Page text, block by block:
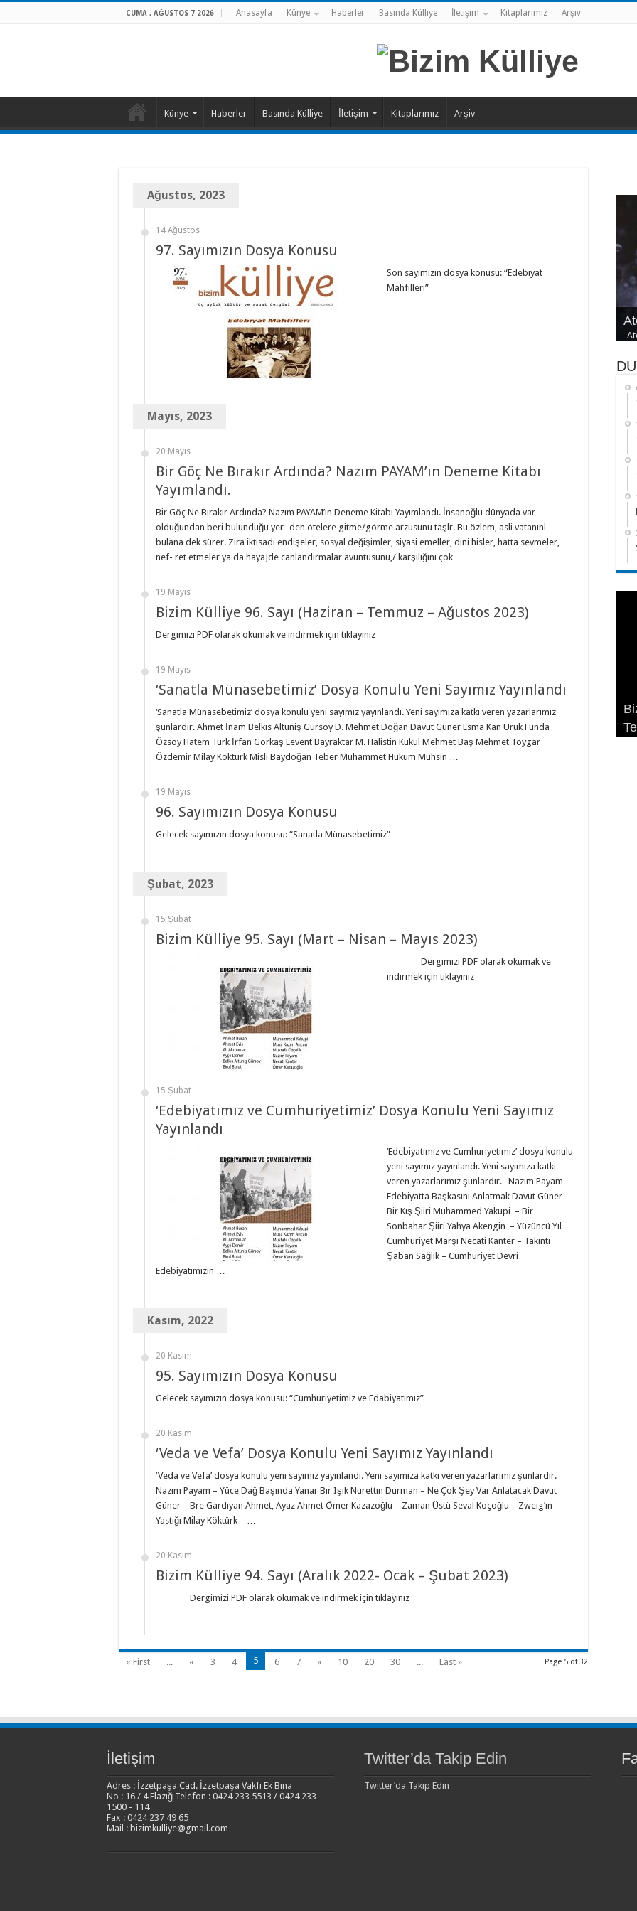
CUMA , AĞUSTOS 7 2026 Anasayfa Künye Haberler Basında Külliye İletişim Kitaplarımız Arşiv
Künye Haberler Basında Külliye İletişim Kitaplarımız Arşiv
Ağustos, 2023
14 Ağustos
97. Sayımızın Dosya Konusu
Son sayımızın dosya konusu: “Edebiyat
Mahfilleri”
Mayıs, 2023
20 Mayıs
Bir Göç Ne Bırakır Ardında? Nazım PAYAM’ın Deneme Kitabı
Yayımlandı.
Bir Göç Ne Bırakır Ardında? Nazım PAYAM’ın Deneme Kitabı Yayımlandı. İnsanoğlu dünyada var
olduğundan beri bulunduğu yer- den ötelere gitme/görme arzusunu taşlr. Bu özlem, asli vatanınl
bulana dek sürer. Zira iktisadi endişeler, sosyal değişimler, siyasi emeller, dini hisler, hatta sevmeler,
nef- ret etmeler ya da hayaJde canlandırmalar avuntusunu,/ karşılığını çok …
19 Mayıs
Bizim Külliye 96. Sayı (Haziran – Temmuz – Ağustos 2023)
Dergimizi PDF olarak okumak ve indirmek için tıklayınız
19 Mayıs
‘Sanatla Münasebetimiz’ Dosya Konulu Yeni Sayımız Yayınlandı
‘Sanatla Münasebetimiz’ dosya konulu yeni sayımız yayınlandı. Yeni sayımıza katkı veren yazarlarımız
şunlardır. Ahmet İnam Belkıs Altuniş Gürsoy D. Mehmet Doğan Davut Güner Esma Kan Uruk Funda
Özsoy Hatem Türk İrfan Görkaş Levent Bayraktar M. Halistin Kukul Mehmet Baş Mehmet Toygar
Özdemir Milay Köktürk Misli Baydoğan Teber Muhammet Hüküm Muhsin …
19 Mayıs
96. Sayımızın Dosya Konusu
Gelecek sayımızın dosya konusu: “Sanatla Münasebetimiz”
Şubat, 2023
15 Şubat
Bizim Külliye 95. Sayı (Mart – Nisan – Mayıs 2023)
Dergimizi PDF olarak okumak ve
indirmek için tıklayınız
15 Şubat
‘Edebiyatımız ve Cumhuriyetimiz’ Dosya Konulu Yeni Sayımız
Yayınlandı
‘Edebiyatımız ve Cumhuriyetimiz’ dosya konulu
yeni sayımız yayınlandı. Yeni sayımıza katkı
veren yazarlarımız şunlardır. Nazım Payam –
Edebiyatta Başkasını Anlatmak Davut Güner –
Bir Kış Şiiri Muhammed Yakupi – Bir
Sonbahar Şiiri Yahya Akengin – Yüzüncü Yıl
Cumhuriyet Marşı Necati Kanter – Takıntı
Şaban Sağlık – Cumhuriyet Devri
Edebiyatımızın …
Kasım, 2022
20 Kasım
95. Sayımızın Dosya Konusu
Gelecek sayımızın dosya konusu: “Cumhuriyetimiz ve Edabiyatımız”
20 Kasım
‘Veda ve Vefa’ Dosya Konulu Yeni Sayımız Yayınlandı
‘Veda ve Vefa’ dosya konulu yeni sayımız yayınlandı. Yeni sayımıza katkı veren yazarlarımız şunlardır.
Nazım Payam – Yüce Dağ Başında Yanar Bir Işık Nurettin Durman – Ne Çok Şey Var Anlatacak Davut
Güner – Bre Gardiyan Ahmet, Ayaz Ahmet Ömer Kazazoğlu – Zaman Üstü Seval Koçoğlu – Zweig’ın
Yastığı Milay Köktürk – …
20 Kasım
Bizim Külliye 94. Sayı (Aralık 2022- Ocak – Şubat 2023)
Dergimizi PDF olarak okumak ve indirmek için tıklayınız
Page 5 of 32
« First ... « 3 4 5 6 7 » 10 20 30 ... Last »
–
İletişim
Adres : İzzetpaşa Cad. İzzetpaşa Vakfı Ek Bina
No : 16 / 4 Elazığ Telefon : 0424 233 5513 / 0424 233
1500 - 114
Fax : 0424 237 49 65
Mail : bizimkulliye@gmail.com
Twitter’da Takip Edin
Twitter’da Takip Edin